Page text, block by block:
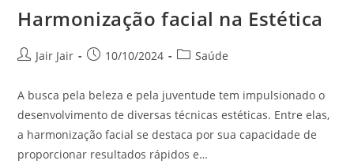
Harmonização facial na Estética
Jair Jair 10/10/2024 Saúde
A busca pela beleza e pela juventude tem impulsionado o
desenvolvimento de diversas técnicas estéticas. Entre elas,
a harmonização facial se destaca por sua capacidade de
proporcionar resultados rápidos e…